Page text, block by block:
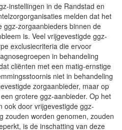
instellingen in de Randstad en
melden dat het
ggz-zorgaanbieders binnen de
is. Veel vrijgevestigde ggz-
exclusiecriteria die ervoor
in behandeling
cliënten met een matig-ernstige
niet in behandeling
zorgaanbieder, maar op
grotere ggz-aanbieder. Op het
ook door vrijgevestigde ggz-
zouden worden genomen, zouden
is de inschatting van deze